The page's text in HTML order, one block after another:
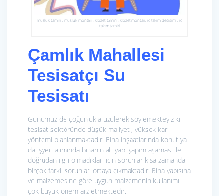
musluk tamiri , musluk montajı , klozet tamiri , klozet montajı, iç takım değişimi , iç
takım tamiri
Çamlık Mahallesi
Tesisatçı Su
Tesisatı
Günümüz de çoğunlukla üzülerek söylemekteyiz ki
tesisat sektöründe düşük maliyet , yüksek kar
yöntemi planlanmaktadır. Bina inşaatlarında konut ya
da işyeri alımında binanın alt yapı yapım aşaması ile
doğrudan ilgili olmadıkları için sorunlar kısa zamanda
birçok farklı sorunları ortaya çıkmaktadır. Bina yapısına
ve malzemesine göre uygun malzemenin kullanımı
çok büyük önem arz etmektedir.